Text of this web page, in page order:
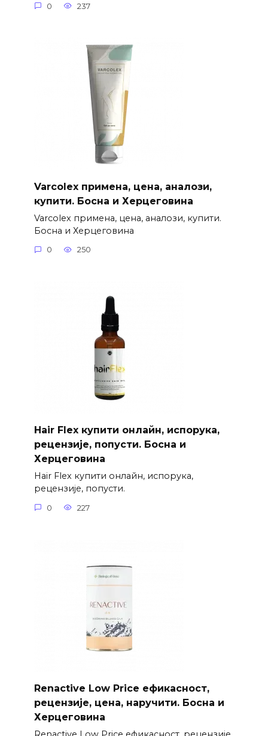
0 237
Varcolex примена, цена, аналози,
купити. Босна и Херцеговина
Varcolex примена, цена, аналози, купити.
Босна и Херцеговина
0 250
Hair Flex купити онлайн, испорука,
рецензије, попусти. Босна и
Херцеговина
Hair Flex купити онлайн, испорука,
рецензије, попусти.
0 227
Renactive Low Price ефикасност,
рецензије, цена, наручити. Босна и
Херцеговина